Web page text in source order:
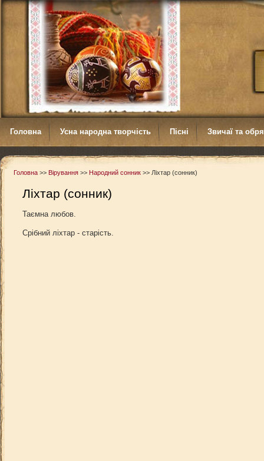
Головна Усна народна творчість Пісні Звичаї та
Головна >> Вірування >> Народний сонник >> Ліхтар (сонник)
Ліхтар (сонник)
Таємна любов.
Срібний ліхтар - старість.